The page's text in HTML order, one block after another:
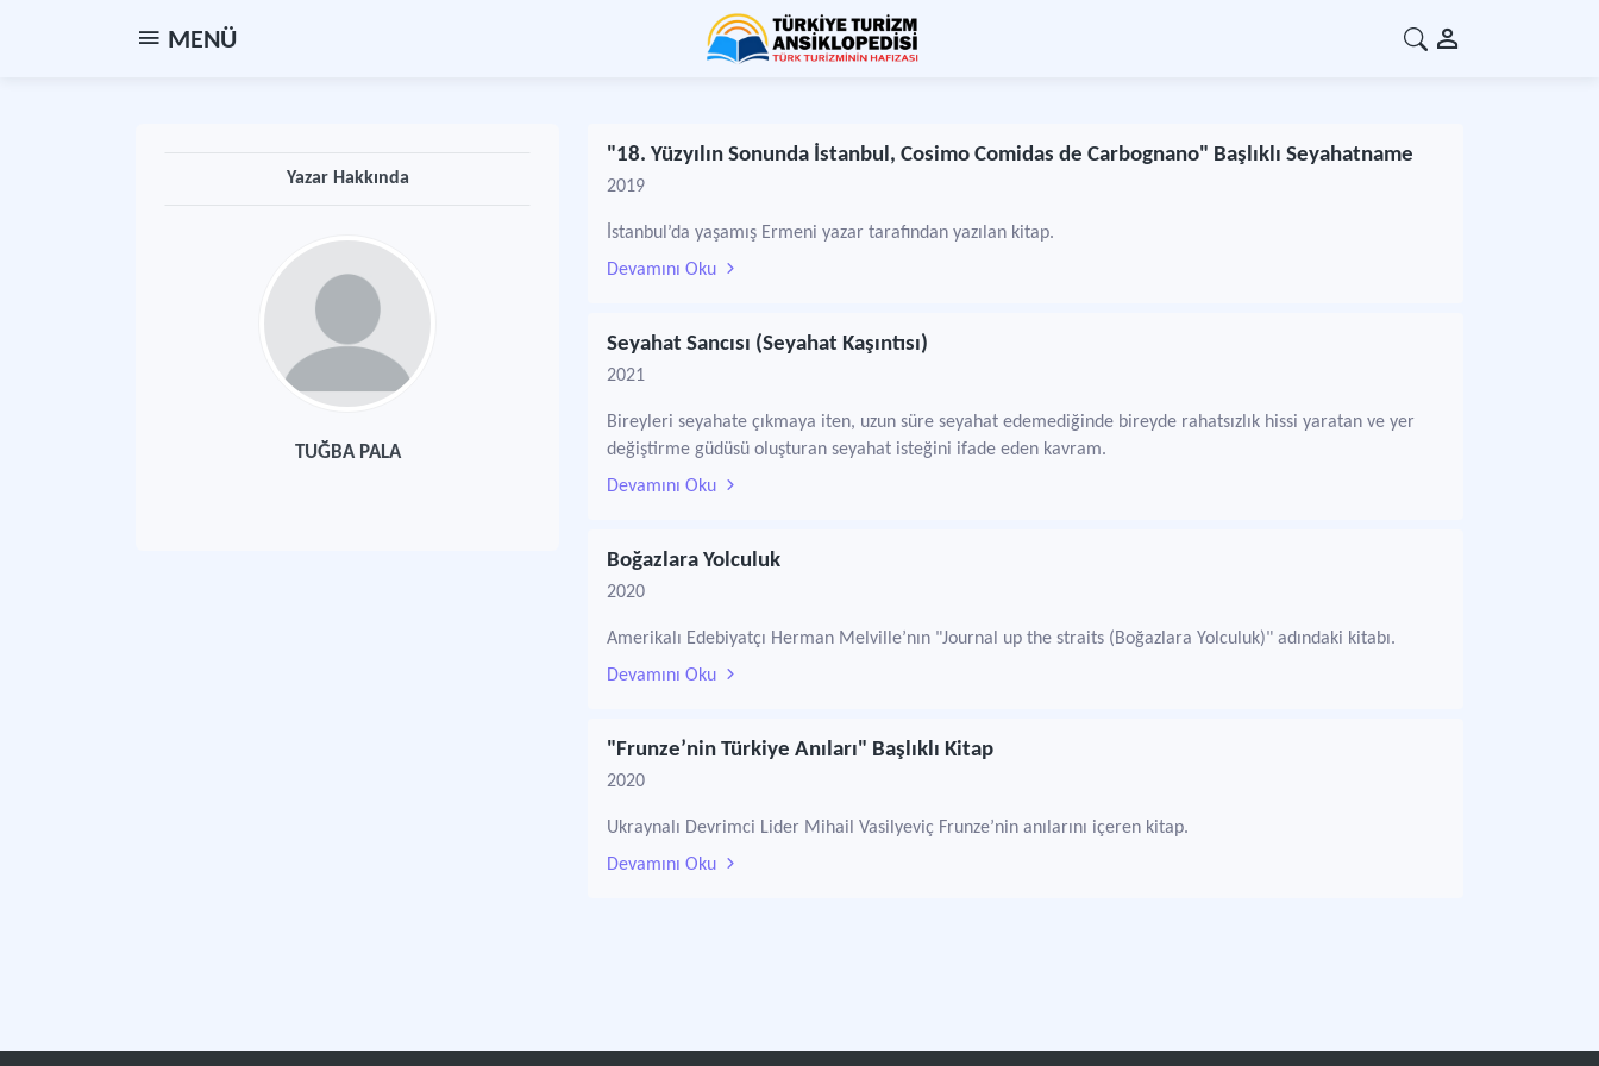
MENÜ
Yazar Hakkında
TUĞBA PALA
"18. Yüzyılın Sonunda İstanbul, Cosimo Comidas de Carbognano" Başlıklı Seyahatname
2019
İstanbul’da yaşamış Ermeni yazar tarafından yazılan kitap.
Devamını Oku
Seyahat Sancısı (Seyahat Kaşıntısı)
2021
Bireyleri seyahate çıkmaya iten, uzun süre seyahat edemediğinde bireyde rahatsızlık hissi yaratan ve yer
değiştirme güdüsü oluşturan seyahat isteğini ifade eden kavram.
Devamını Oku
Boğazlara Yolculuk
2020
Amerikalı Edebiyatçı Herman Melville’nın "Journal up the straits (Boğazlara Yolculuk)" adındaki kitabı.
Devamını Oku
"Frunze’nin Türkiye Anıları" Başlıklı Kitap
2020
Ukraynalı Devrimci Lider Mihail Vasilyeviç Frunze’nin anılarını içeren kitap.
Devamını Oku